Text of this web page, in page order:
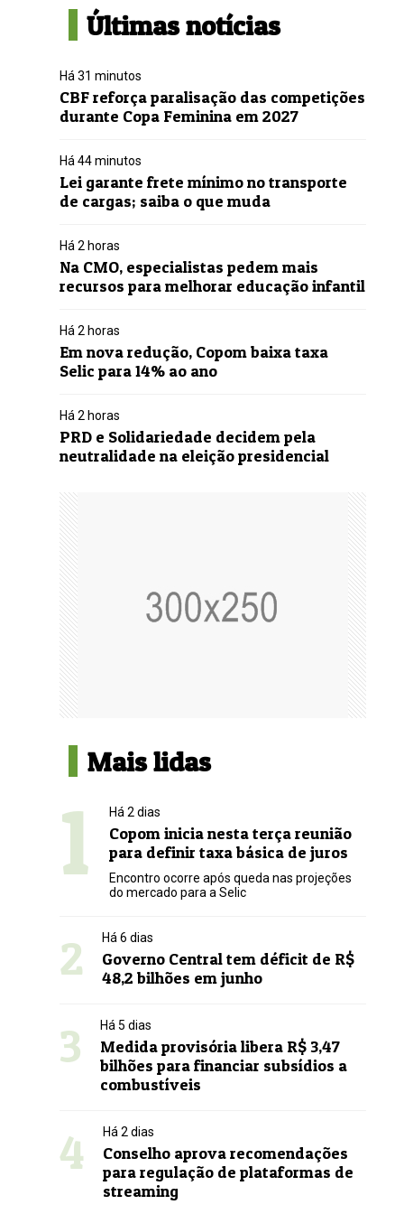
Últimas notícias
Há 31 minutos
CBF reforça paralisação das competições
durante Copa Feminina em 2027
Há 44 minutos
Lei garante frete mínimo no transporte
de cargas; saiba o que muda
Há 2 horas
Na CMO, especialistas pedem mais
recursos para melhorar educação infantil
Há 2 horas
Em nova redução, Copom baixa taxa
Selic para 14% ao ano
Há 2 horas
PRD e Solidariedade decidem pela
neutralidade na eleição presidencial
Mais lidas
1 Há 2 dias
Copom inicia nesta terça reunião
para definir taxa básica de juros
Encontro ocorre após queda nas projeções
do mercado para a Selic
2 Há 6 dias
Governo Central tem déficit de R$
48,2 bilhões em junho
3 Há 5 dias
Medida provisória libera R$ 3,47
bilhões para financiar subsídios a
combustíveis
4 Há 2 dias
Conselho aprova recomendações
para regulação de plataformas de
streaming